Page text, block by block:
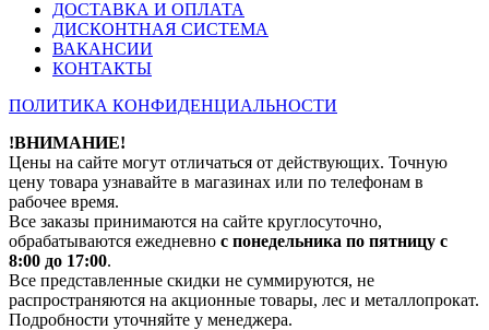
ДОСТАВКА И ОПЛАТА
ДИСКОНТНАЯ СИСТЕМА
ВАКАНСИИ
КОНТАКТЫ
ПОЛИТИКА КОНФИДЕНЦИАЛЬНОСТИ
!ВНИМАНИЕ!
Цены на сайте могут отличаться от действующих. Точную
цену товара узнавайте в магазинах или по телефонам в
рабочее время.
Все заказы принимаются на сайте круглосуточно,
обрабатываются ежедневно с понедельника по пятницу с
8:00 до 17:00.
Все представленные скидки не суммируются, не
распространяются на акционные товары, лес и металлопрокат.
Подробности уточняйте у менеджера.